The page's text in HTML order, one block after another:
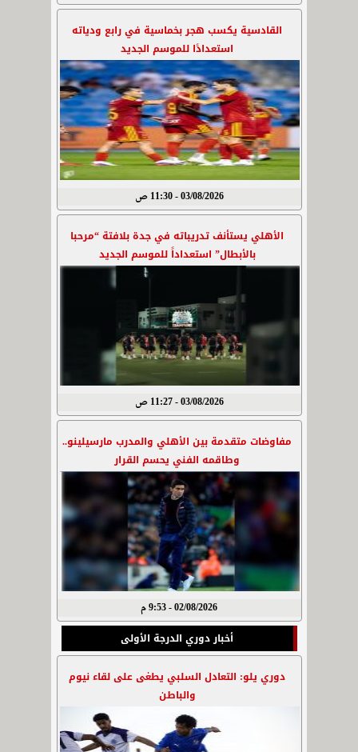
القادسية يكسب هجر بخماسية في رابع ودياته
استعدادًا للموسم الجديد
03/08/2026 - 11:30 ص
الأهلي يستأنف تدريباته في جدة بلافتة “مرحبا
بالأبطال” استعداداً للموسم الجديد
03/08/2026 - 11:27 ص
مفاوضات متقدمة بين الأهلي والمدرب مارسيلينو..
وطاقمه الفني يحسم القرار
02/08/2026 - 9:53 م
أخبار دوري الدرجة الأولى
دوري يلو: التعادل السلبي يطغى على لقاء نيوم
والباطن